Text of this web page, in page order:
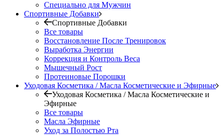
Специально для Мужчин
Спортивные Добавки
Спортивные Добавки
Все товары
Восстановление После Тренировок
Выработка Энергии
Коррекция и Контроль Веса
Мышечный Рост
Протеиновые Порошки
Уходовая Косметика / Масла Косметические и Эфирные
Уходовая Косметика / Масла Косметические и
Эфирные
Все товары
Масла Эфирные
Уход за Полостью Рта